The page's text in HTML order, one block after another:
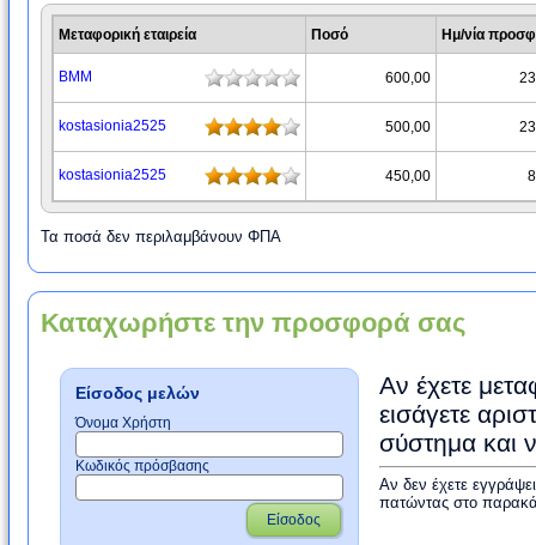
Μεταφορική εταιρεία Ποσό Ημ/νία
ΒΜΜ 600,00
kostasionia2525 500,00
kostasionia2525 450,00
Τα ποσά δεν περιλαμβάνουν ΦΠΑ
Καταχωρήστε την προσφορά σας
Είσοδος μελών
Όνομα Χρήστη
Κωδικός πρόσβασης
Είσοδος
Αν έχετε
εισάγετε
σύστημα και
Αν δεν έχετε
πατώντας στο